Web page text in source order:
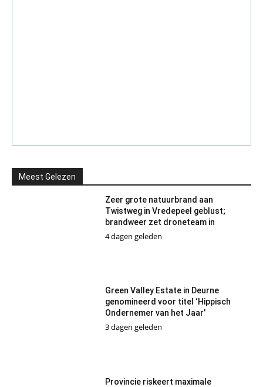
Meest Gelezen
Zeer grote natuurbrand aan
Twistweg in Vredepeel geblust;
brandweer zet droneteam in
4 dagen geleden
Green Valley Estate in Deurne
genomineerd voor titel ‘Hippisch
Ondernemer van het Jaar’
3 dagen geleden
Provincie riskeert maximale